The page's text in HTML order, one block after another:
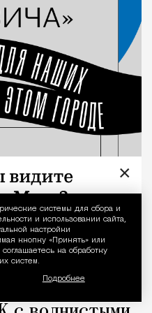
системы для сбора и
и использовании сайта,
настройки
кнопку «Принять» или
на обработку
систем.
Подробнее
×